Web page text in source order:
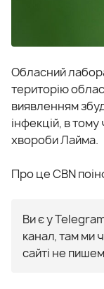
Обласний
територію
виявленням
інфекцій, в
хвороби Лайма.
Про це CBN
Ви є у
канал, там ми
сайті не